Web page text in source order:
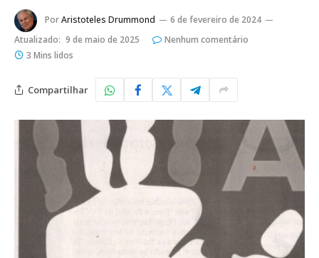
PorAristoteles Drummond
6 de fevereiro de 2024
Atualizado: 9 de maio de 2025
Nenhum comentário
3 Mins lidos
Compartilhar